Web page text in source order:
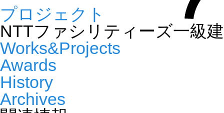
プロジェクト
NTTファシリティーズ一級
Works&Projects
Awards
History
Archives